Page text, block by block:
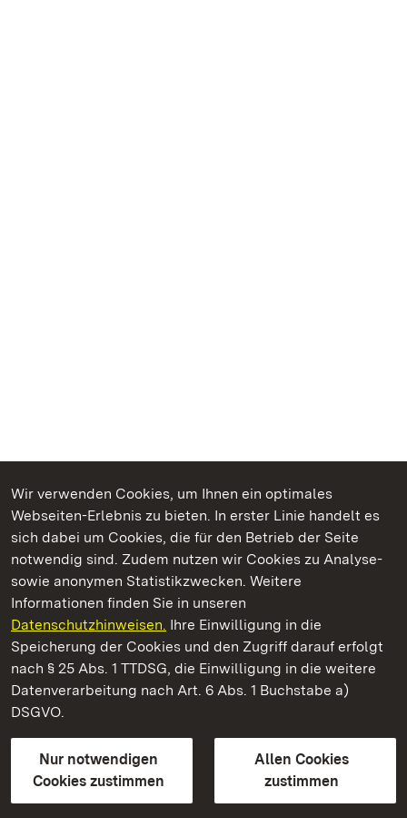
Wir verwenden Cookies, um Ihnen ein optimales
Webseiten-Erlebnis zu bieten. In erster Linie handelt es
sich dabei um Cookies, die für den Betrieb der Seite
notwendig sind. Zudem nutzen wir Cookies zu Analyse-
sowie anonymen Statistikzwecken. Weitere
Informationen finden Sie in unseren
Datenschutzhinweisen. Ihre Einwilligung in die
Speicherung der Cookies und den Zugriff darauf erfolgt
nach § 25 Abs. 1 TTDSG, die Einwilligung in die weitere
Datenverarbeitung nach Art. 6 Abs. 1 Buchstabe a)
DSGVO.
Nur notwendigen
Cookies zustimmen
Allen Cookies
zustimmen
Kommen. Staunen. Genießen.
Barockschloss Mannheim
Staatliche Schlösser und Gärten Baden-Württemberg
Kontakt
GebärdenspracheLeichte Sprache
Erklärung zur Barrierefreiheit
BITV-konform (geprüfte Seiten)